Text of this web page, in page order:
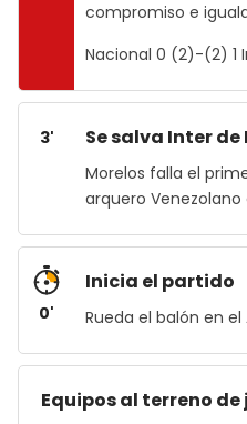
compromiso e
Nacional 0 (2)-(2) 1
3' Se salva Inter
Morelos falla el
arquero
0'
Inicia el partido
Rueda el balón en el
Equipos al terreno de